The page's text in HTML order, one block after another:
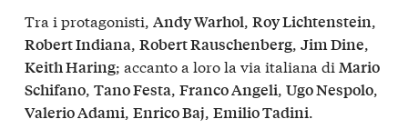
Tra i protagonisti, Andy Warhol, Roy Lichtenstein,
Robert Indiana, Robert Rauschenberg, Jim Dine,
Keith Haring; accanto a loro la via italiana di Mario
Schifano, Tano Festa, Franco Angeli, Ugo Nespolo,
Valerio Adami, Enrico Baj, Emilio Tadini.